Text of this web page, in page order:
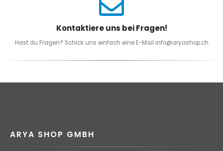
Kontaktiere uns bei Fragen!
Hast du Fragen? Schick uns einfach eine E-Mail info@aryashop.ch
ARYA SHOP GMBH